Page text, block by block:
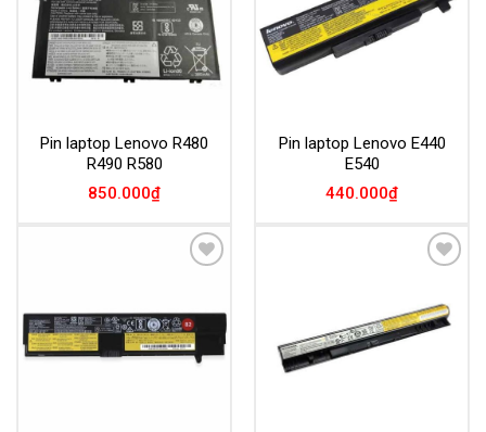
Pin laptop Lenovo R480
R490 R580
850.000₫
Pin laptop Lenovo E440
E540
440.000₫